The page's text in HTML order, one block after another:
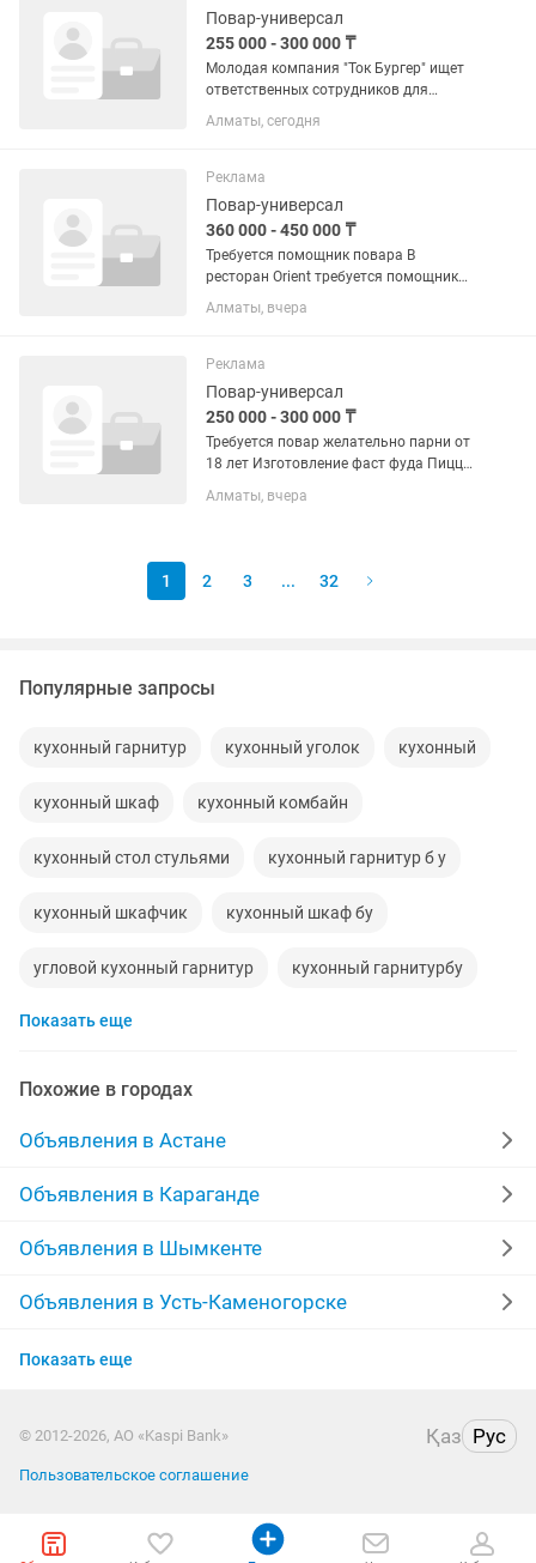
Повар-универсал
255 000 - 300 000 ₸
Молодая компания "Ток Бургер" ищет
ответственных сотрудников для
работы поваров универсалов.
Обязанности: - знания нормы санпин и
Алматы, сегодня
Реклама
Повар-универсал
360 000 - 450 000 ₸
Требуется помощник повара В
ресторан Orient требуется помощник
повара (парень) с опытом работы.
Требования: опыт работы помощником
аккуратность и...
Алматы, вчера
Реклама
Повар-универсал
250 000 - 300 000 ₸
Требуется повар желательно парни от
18 лет Изготовление фаст фуда Пицца,
Алматы, вчера
1 2 3 ... 32
Популярные запросы
кухонный гарнитур кухонный уголок кухонный
кухонный шкаф кухонный комбайн
кухонный стол стульями кухонный гарнитур б у
кухонный шкафчик кухонный шкаф бу
угловой кухонный гарнитур кухонный гарнитурбу
кухонный гарниртур
кухонный угловой кухонный мебель на заказ
кухонный бу повар кухонный работник
Показать еще
Похожие в городах
Объявления в Астане
Объявления в Караганде
Объявления в Шымкенте
Объявления в Усть-Каменогорске
Объявления в Актобе
Объявления в Таразе
Объявления в Павлодаре
Показать еще
© 2012-2026, АО «Kaspi Bank» Қаз Рус
Пользовательское соглашение